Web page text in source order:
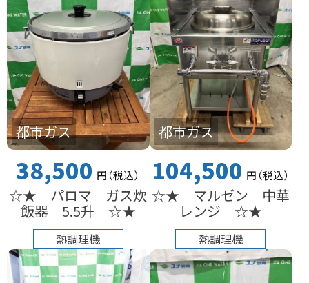
都市ガス
38,500 円（税込）
☆★ パロマ ガス炊
飯器 5.5升 ☆★
熱調理機
都市ガス
104,500 円（税込）
☆★ マルゼン 中華
レンジ ☆★
熱調理機